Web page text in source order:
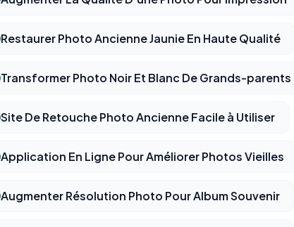
Restaurer Photo Ancienne Jaunie En Haute Qualité
Transformer Photo Noir Et Blanc De Grands-parents
Site De Retouche Photo Ancienne Facile à Utiliser
Application En Ligne Pour Améliorer Photos Vieilles
Augmenter Résolution Photo Pour Album Souvenir